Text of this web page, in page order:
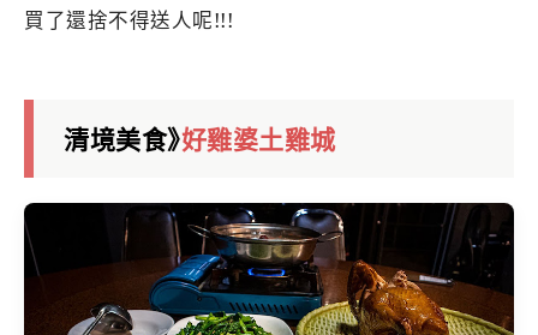
買了還捨不得送人呢!!!
清境美食》好雞婆土雞城